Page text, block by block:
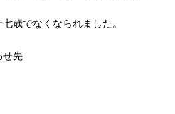
歳でなくなられました。
せ先